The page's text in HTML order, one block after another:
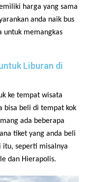
harga yang sama
anda naik bus
untuk memangkas
Liburan di
ke tempat wisata
bisa beli di tempat kok
ada beberapa
tiket yang anda beli
seperti misalnya
dan Hierapolis.